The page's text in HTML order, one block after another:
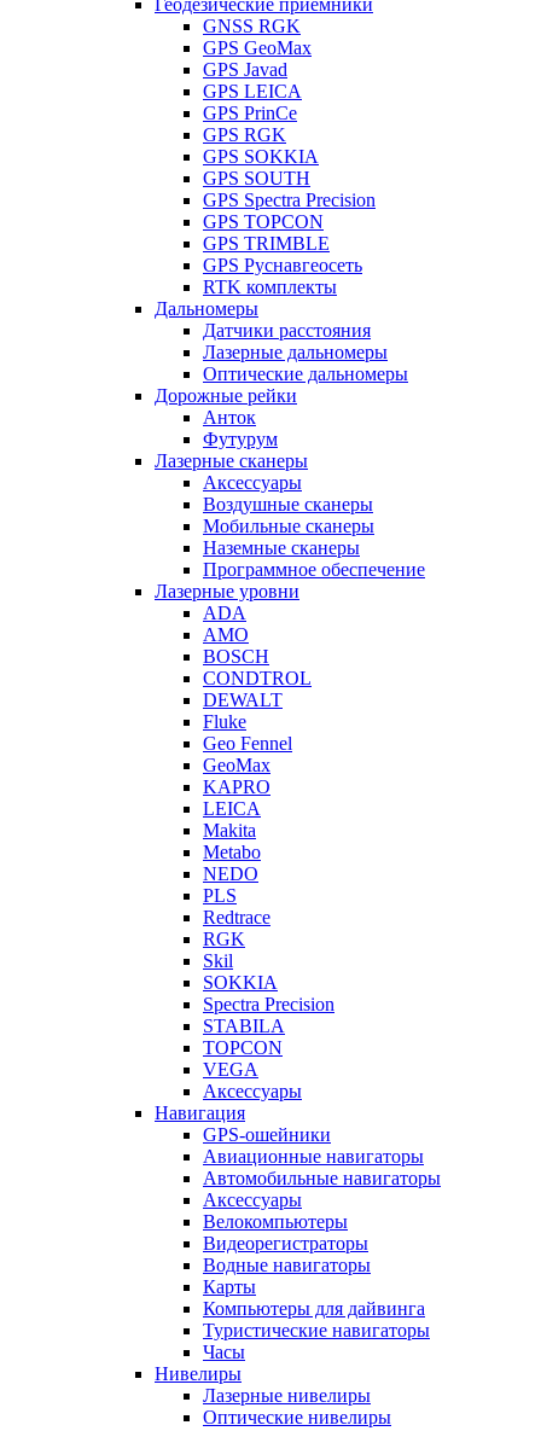
Геодезические приемники
GNSS RGK
GPS GeoMax
GPS Javad
GPS LEICA
GPS PrinCe
GPS RGK
GPS SOKKIA
GPS SOUTH
GPS Spectra Precision
GPS TOPCON
GPS TRIMBLE
GPS Руснавгеосеть
RTK комплекты
Дальномеры
Датчики расстояния
Лазерные дальномеры
Оптические дальномеры
Дорожные рейки
Анток
Футурум
Лазерные сканеры
Аксессуары
Воздушные сканеры
Мобильные сканеры
Наземные сканеры
Программное обеспечение
Лазерные уровни
ADA
AMO
BOSCH
CONDTROL
DEWALT
Fluke
Geo Fennel
GeoMax
KAPRO
LEICA
Makita
Metabo
NEDO
PLS
Redtrace
RGK
Skil
SOKKIA
Spectra Precision
STABILA
TOPCON
VEGA
Аксессуары
Навигация
GPS-ошейники
Авиационные навигаторы
Автомобильные навигаторы
Аксессуары
Велокомпьютеры
Видеорегистраторы
Водные навигаторы
Карты
Компьютеры для дайвинга
Туристические навигаторы
Часы
Нивелиры
Лазерные нивелиры
Оптические нивелиры